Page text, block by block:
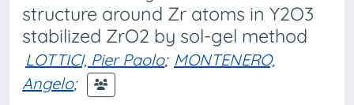
structure around Zr atoms in Y2O3
stabilized ZrO2 by sol-gel method
LOTTICI, Pier Paolo; MONTENERO,
Angelo;